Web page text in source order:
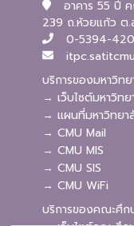
อาคาร 55 ปี
239 ถ.ห้วยแก้ว ต.
0-5394-
บริการของมหาวิทย
→ เว็บไซต์มหาวิทย
→ แผนที่มหาวิทยา
→ CMU Mail
→ CMU MIS
→ CMU SIS
→ CMU WiFi
บริการของคณะศึก